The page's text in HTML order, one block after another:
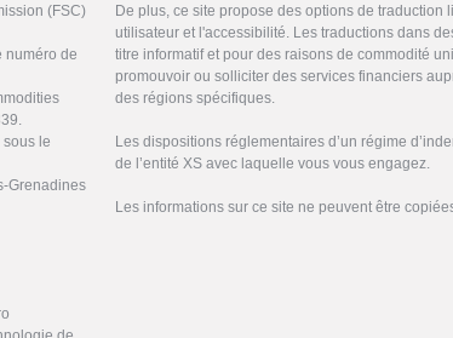
(FSC)
numéro de
le
Grenadines
De plus, ce site propose des options de
utilisateur et l'accessibilité. Les traductions dans
titre informatif et pour des raisons de commodité
promouvoir ou solliciter des services financiers
des régions spécifiques.
Les dispositions réglementaires d’un régime
de l’entité XS avec laquelle vous vous engagez.
Les informations sur ce site ne peuvent être